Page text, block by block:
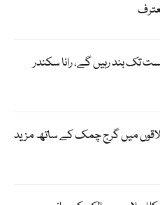
ادارے 24 اگست تک بند رہیں گے، رانا سکندر
میں گرج چمک کے ساتھ مزید